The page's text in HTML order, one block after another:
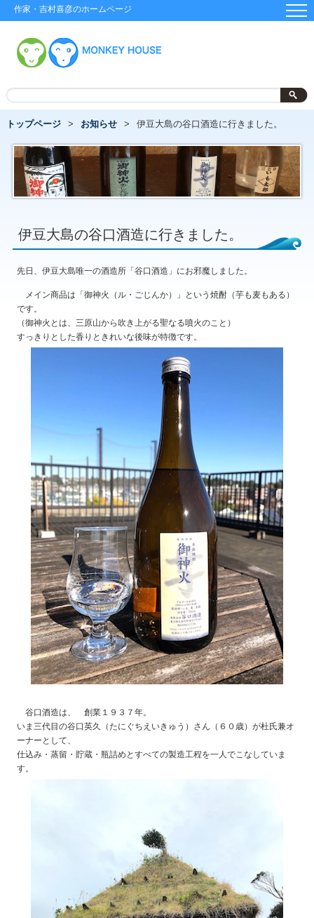
作家・吉村喜彦のホームページ
トップページ お知らせ 伊豆大島の谷口酒造に行きました。
伊豆大島の谷口酒造に行きました。
先日、伊豆大島唯一の酒造所「谷口酒造」にお邪魔しました。
メイン商品は「御神火（ル・ごじんか）」という焼酎（芋も麦もある）
です。
（御神火とは、三原山から吹き上がる聖なる噴火のこと）
すっきりとした香りときれいな後味が特徴です。
谷口酒造は、 創業１９３７年。
いま三代目の谷口英久（たにぐちえいきゅう）さん（６０歳）が杜氏兼オ
ーナーとして、
仕込み・蒸留・貯蔵・瓶詰めとすべての製造工程を一人でこなしていま
す。